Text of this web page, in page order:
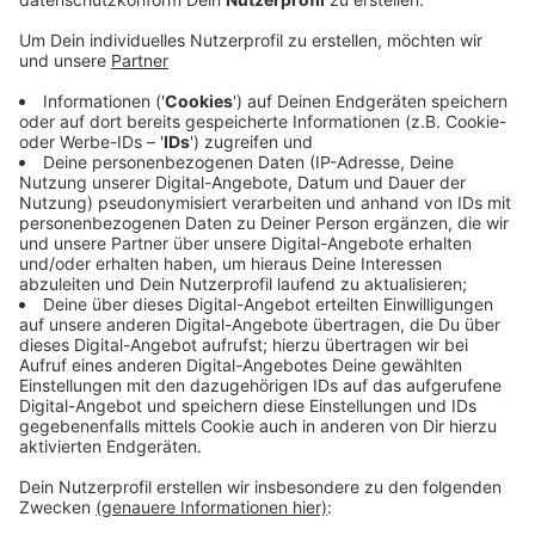
Anzeige
Die Jodocus Nünning Gesamtschule in Borken
verwandelt sich am Montag (01.07) in ein
Forschungslabor. Denn die junge Uni aus Bocholt ist in
Borken zu Gast. Und sie bringt insgesamt 30 Stationen
mit, an denen Kinder im Grundschulalter forschen
können. Beantwortet werden sollen Fragen wie: Wie
hoch kann man eigentlich auf dem Mond springen oder
wie funktioniert eine Zugbrücke? Es sind noch Plätze
frei. Anmelden könnt ihr euch unter www.juboh.de oder
per E-Mail an info@juboh.de.
Anzeige